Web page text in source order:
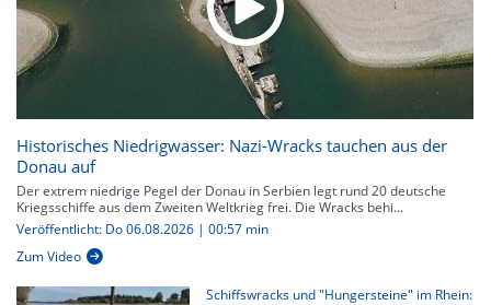
Historisches Niedrigwasser: Nazi-Wracks tauchen aus der
Donau auf
Der extrem niedrige Pegel der Donau in Serbien legt rund 20 deutsche
Kriegsschiffe aus dem Zweiten Weltkrieg frei. Die Wracks behi...
Veröffentlicht: Do 06.08.2026 | 00:57 min
Zum Video
Schiffswracks und "Hungersteine" im Rhein: